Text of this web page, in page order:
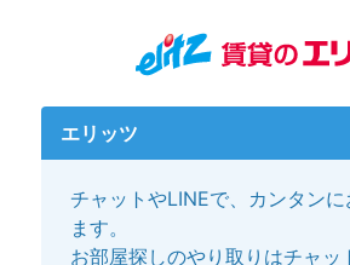
エリッツ
チャットやLINEで、カンタン
ます。
お部屋探しのやり取りはチャッ